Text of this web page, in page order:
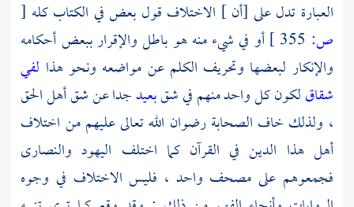
العبارة تدل على [أن ] الاختلاف قول بعض في الكتاب كله [
ص:
أو في شيء منه هو باطل والإقرار ببعض أحكامه
والإنكار لبعضها وتحريف الكلم عن مواضعه ونحو هذا لفي
شقاقلكون كل واحد منهم في شقبعيدجدا عن شق أهل الحق
، ولذلك خاف الصحابة رضوان الله تعالى عليهم من اختلاف
أهل هذا الدين في القرآن كما اختلف اليهود والنصارى
فجمعوهم على مصحف واحد ، فليس الاختلاف في وجوه